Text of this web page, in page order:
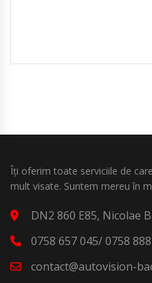
Îți oferim toate serviciile de
mult visate. Suntem mereu în
DN2 860 E85, Nicolae
0758 657 045/ 0758
contact@autovision-